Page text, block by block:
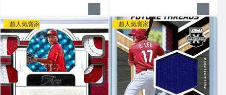
超人氣賣家 超人氣賣家